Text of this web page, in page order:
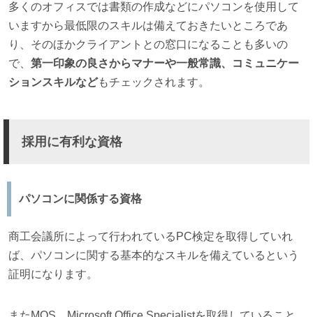
多くのオフィスでは書類の作成などにパソコンを使用して
いますから最低限のスキルは備えておきたいところであ
り、そのほかクライアントとの窓口になることも多いの
で、 第一印象の良さからマナーや一般常識、コミュニケー
ションスキルなどもチェックされます。
採用に有利な資格
パソコンに関係する資格
商工会議所によって行われているPC検定を取得していれ
ば、パソコンに関する基本的なスキルを備えているという
証明になります。